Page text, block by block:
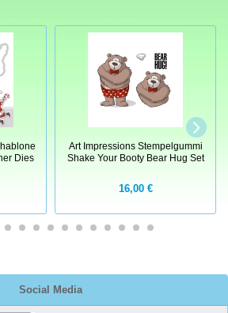
Social Media
Dies
Art Impressions Stempelgummi
Shake Your Booty Bear Hug Set
16,00 €